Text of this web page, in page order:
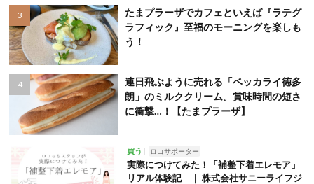
たまプラーザでカフェといえば『ラテグ
ラフィック』至福のモーニングを楽しも
う！
連日飛ぶように売れる「ベッカライ徳多
朗」のミルククリーム。賞味時間の短さ
に衝撃…！【たまプラーザ】
買う ロコサポーター
実際につけてみた！「補整下着エレモア」
リアル体験記 ｜ 株式会社サニーライフジ